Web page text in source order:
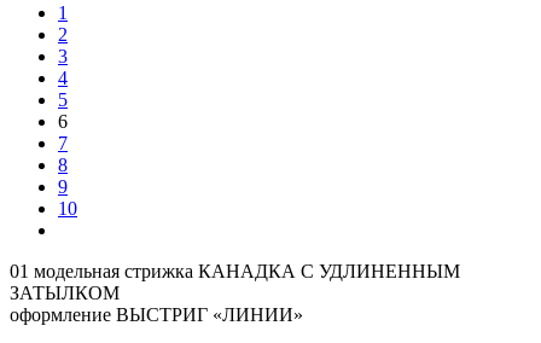
1
2
3
4
5
6
7
8
9
10
01 модельная стрижка КАНАДКА С УДЛИНЕННЫМ
ЗАТЫЛКОМ
оформление ВЫСТРИГ «ЛИНИИ»